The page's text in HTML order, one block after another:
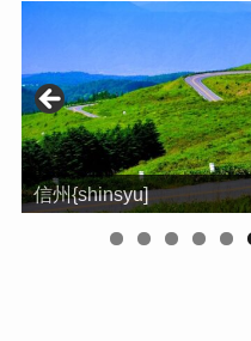
信州{shinsyu]